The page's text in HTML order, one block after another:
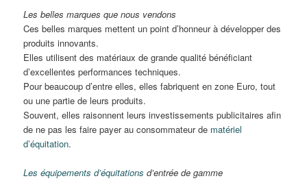
Les belles marques que nous vendons
Ces belles marques mettent un point d’honneur à développer des
produits innovants.
Elles utilisent des matériaux de grande qualité bénéficiant
d’excellentes performances techniques.
Pour beaucoup d’entre elles, elles fabriquent en zone Euro, tout
ou une partie de leurs produits.
Souvent, elles raisonnent leurs investissements publicitaires afin
de ne pas les faire payer au consommateur de matériel
d’équitation.
Les équipements d’équitations d’entrée de gamme